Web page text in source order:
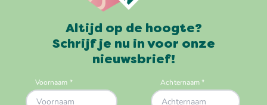
Altijd op de hoogte?
Schrijf je nu in voor onze
nieuwsbrief!